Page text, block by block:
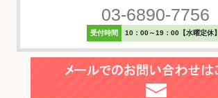
03-6890-7756
受付時間 10：00～19：00【水曜定休】